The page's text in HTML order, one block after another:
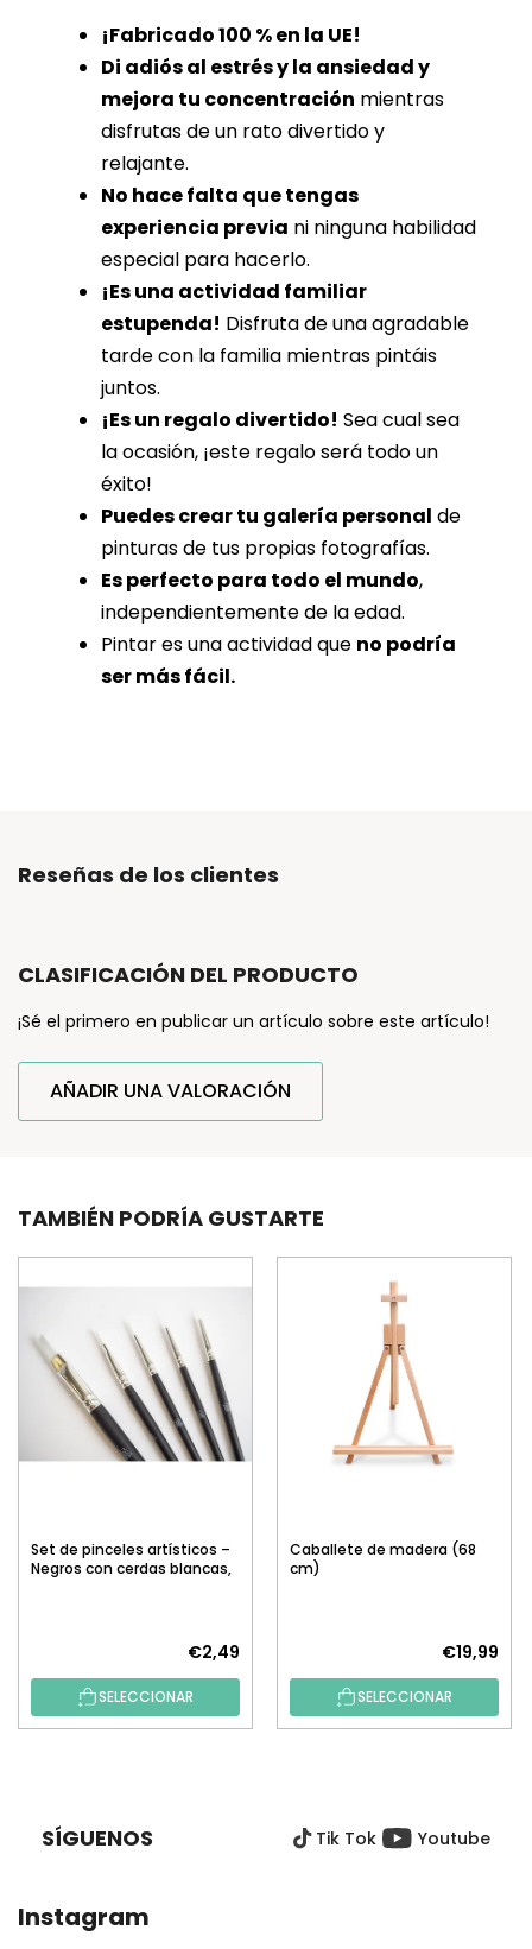
¡Fabricado 100 % en la UE!
Di adiós al estrés y la ansiedad y
mejora tu concentración mientras
disfrutas de un rato divertido y
relajante.
No hace falta que tengas
experiencia previa ni ninguna habilidad
especial para hacerlo.
¡Es una actividad familiar
estupenda! Disfruta de una agradable
tarde con la familia mientras pintáis
juntos.
¡Es un regalo divertido! Sea cual sea
la ocasión, ¡este regalo será todo un
éxito!
Puedes crear tu galería personal de
pinturas de tus propias fotografías.
Es perfecto para todo el mundo,
independientemente de la edad.
Pintar es una actividad que no podría
ser más fácil.
Reseñas de los clientes
CLASIFICACIÓN DEL PRODUCTO
¡Sé el primero en publicar un artículo sobre este artículo!
AÑADIR UNA VALORACIÓN
TAMBIÉN PODRÍA GUSTARTE
Set de pinceles artísticos –
Negros con cerdas blancas,
€2,49
SELECCIONAR
Caballete de madera (68
cm)
€19,99
SELECCIONAR
SÍGUENOS Tik Tok Youtube
Instagram